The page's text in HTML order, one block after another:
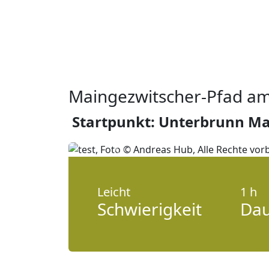
Maingezwitscher-Pfad
Startpunkt: Unterbrunn
Vorheriges
Schwierigkeit
Leicht 1 h